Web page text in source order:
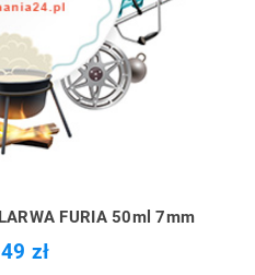
FURIA 50ml 7mm
zł